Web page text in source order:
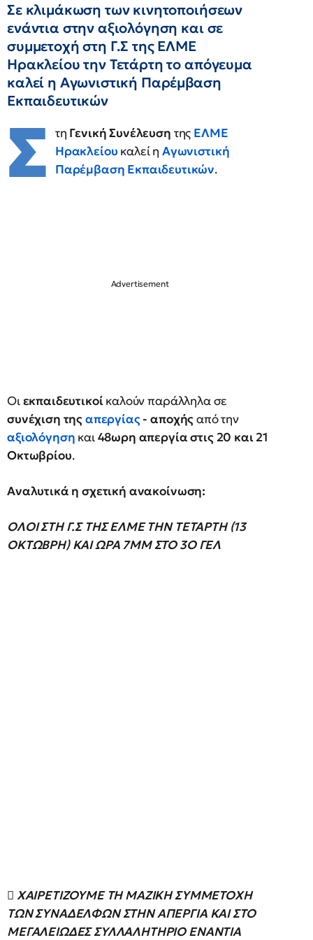
Σε κλιμάκωση των κινητοποιήσεων
ενάντια στην αξιολόγηση και σε
συμμετοχή στη Γ.Σ της ΕΛΜΕ
Ηρακλείου την Τετάρτη το απόγευμα
καλεί η Αγωνιστική Παρέμβαση
Εκπαιδευτικών
Σ τη Γενική Συνέλευση της ΕΛΜΕ
Ηρακλείου καλεί η Αγωνιστική
Παρέμβαση Εκπαιδευτικών.
Οιεκπαιδευτικοίκαλούν παράλληλα σε
συνέχιση τηςαπεργίας- αποχήςαπό την
αξιολόγηση και48ωρη απεργία στις 20 και 21
Οκτωβρίου.
Αναλυτικά η σχετική ανακοίνωση:
ΟΛΟΙ ΣΤΗ Γ.Σ ΤΗΣ ΕΛΜΕ ΤΗΝ ΤΕΤΑΡΤΗ (13
ΟΚΤΩΒΡΗ) ΚΑΙ ΩΡΑ 7ΜΜ ΣΤΟ 3Ο ΓΕΛ
 ΧΑΙΡΕΤΙΖΟΥΜΕ ΤΗ ΜΑΖΙΚΗ ΣΥΜΜΕΤΟΧΗ
ΤΩΝ ΣΥΝΑΔΕΛΦΩΝ ΣΤΗΝ ΑΠΕΡΓΙΑ ΚΑΙ ΣΤΟ
ΜΕΓΑΛΕΙΩΔΕΣ ΣΥΛΛΑΛΗΤΗΡΙΟ ΕΝΑΝΤΙΑ